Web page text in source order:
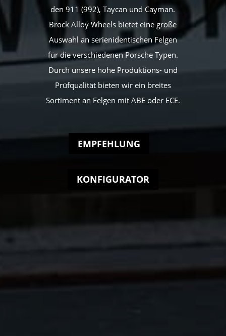
den 911 (992), Taycan und Cayman.
Brock Alloy Wheels bietet eine große
Auswahl an serienidentischen Felgen
für die verschiedenen Porsche Typen.
Durch unsere hohe Produktions- und
Prüfqualität bieten wir ein breites
Sortiment an Felgen mit ABE oder ECE.
EMPFEHLUNG
KONFIGURATOR